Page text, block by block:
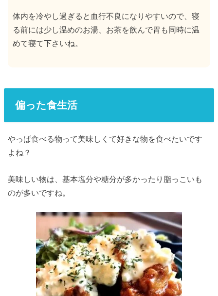
体内を冷やし過ぎると血行不良になりやすいので、寝
る前には少し温めのお湯、お茶を飲んで胃も同時に温
めて寝て下さいね。
偏った食生活
やっぱ食べる物って美味しくて好きな物を食べたいです
よね？
美味しい物は、基本塩分や糖分が多かったり脂っこいも
のが多いですね。